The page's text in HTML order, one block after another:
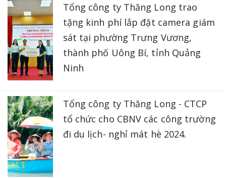
Tổng công ty Thăng Long trao
tặng kinh phí lắp đặt camera giám
sát tại phường Trưng Vương,
thành phố Uông Bí, tỉnh Quảng
Ninh
Tổng công ty Thăng Long - CTCP
tổ chức cho CBNV các công trường
đi du lịch- nghỉ mát hè 2024.